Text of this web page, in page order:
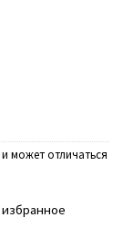
может отличаться